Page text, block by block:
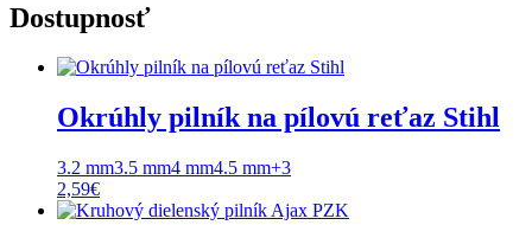
Dostupnosť
Okrúhly pilník na pílovú reťaz Stihl
3.2 mm3.5 mm4 mm4.5 mm+3
2,59€